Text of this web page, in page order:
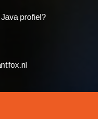
profiel?